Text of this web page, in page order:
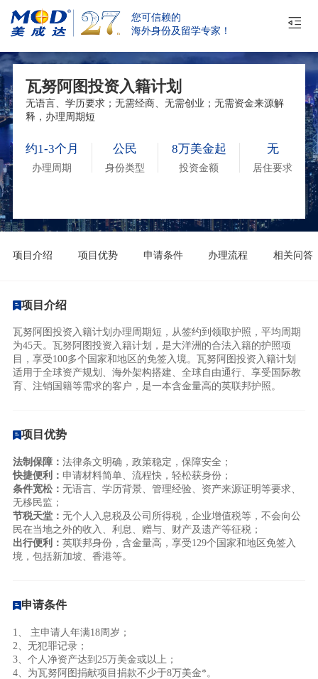
您可信赖的
海外身份及留学专家！
瓦努阿图投资入籍计划
无语言、学历要求；无需经商、无需创业；无需资金来源解
释，办理周期短
约1-3个月
办理周期
公民
身份类型
8万美金起
投资金额
无
居住要求
项目介绍 项目优势 申请条件 办理流程 相关问答
项目介绍
瓦努阿图投资入籍计划办理周期短，从签约到领取护照，平均周期
为45天。瓦努阿图投资入籍计划，是大洋洲的合法入籍的护照项
目，享受100多个国家和地区的免签入境。瓦努阿图投资入籍计划
适用于全球资产规划、海外架构搭建、全球自由通行、享受国际教
育、注销国籍等需求的客户，是一本含金量高的英联邦护照。
项目优势
法制保障： 法律条文明确，政策稳定，保障安全；
快捷便利： 申请材料简单、流程快，轻松获身份；
条件宽松： 无语言、学历背景、管理经验、资产来源证明等要求、
无移民监；
节税天堂： 无个人入息税及公司所得税，企业增值税等，不会向公
民在当地之外的收入、利息、赠与、财产及遗产等征税；
出行便利： 英联邦身份，含金量高，享受129个国家和地区免签入
境，包括新加坡、香港等。
申请条件
1、 主申请人年满18周岁；
2、无犯罪记录；
3、个人净资产达到25万美金或以上；
4、为瓦努阿图捐献项目捐款不少于8万美金*。